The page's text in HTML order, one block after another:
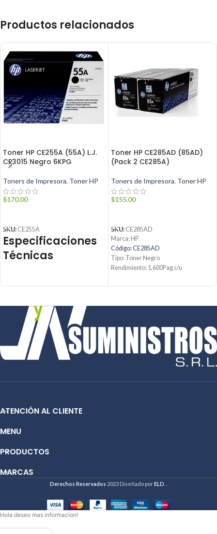
Productos relacionados
Toner HP CE255A (55A) L.J.
CP3015 Negro 6KPG
Toners de Impresora, Toner HP
$170.00
SKU: CE255A
Especificaciones
Técnicas
Producto
Negro
Marca HP
Modelo
CE255A
M521
Toner HP CE285AD (85AD)
(Pack 2 CE285A)
Toners de Impresora, Toner HP
$155.00
SKU: CE285AD
Marca: HP
Código: CE285AD
Tipo: Toner Negro
Rendimiento: 1,600Pag c/u
Producto: Original
Email:ventas@jynsuministros.com
ATENCIÓN AL CLIENTE
MENU
PRODUCTOS
MARCAS
Derechos Reservados 2023 Diseñado porELD
Hola deseo mas informacion!